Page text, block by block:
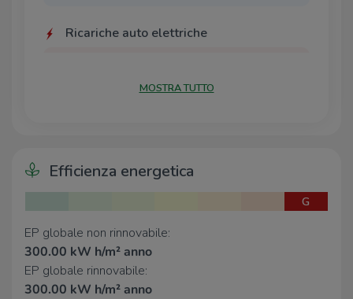
Ricariche auto elettriche
Eneldrive Punto Enel di Barletta
Scuole
260 m
Scuola Media "Manzoni"
380 m
Scuola Primaria "Massimo D'Azeglio"
Scuola Media "R. Dimiccoli"
Scuola Elementare "G.Modugno"
MOSTRA TUTTO
Efficienza energetica
G
EP globale non rinnovabile:
300.00 kW h/m² anno
EP globale rinnovabile:
300.00 kW h/m² anno